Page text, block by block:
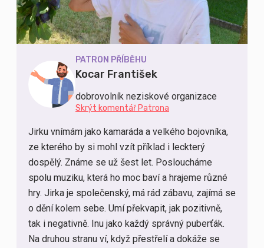
PATRON PŘÍBĚHU
Kocar František
dobrovolník neziskové organizace
Skrýt komentář Patrona
Jirku vnímám jako kamaráda a velkého bojovníka,
ze kterého by si mohl vzít příklad i leckterý
dospělý. Známe se už šest let. Posloucháme
spolu muziku, která ho moc baví a hrajeme různé
hry. Jirka je společenský, má rád zábavu, zajímá se
o dění kolem sebe. Umí překvapit, jak pozitivně,
tak i negativně. Inu jako každý správný puberťák.
Na druhou stranu ví, když přestřelí a dokáže se